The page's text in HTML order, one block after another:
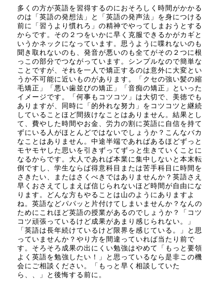
多くの方が英語を習得するのにおそろしく時間がかかる
のは「英語の発想法」と「英語の発声法」を身につける
前に「習うより慣れろ」の精神でやってしまおうとする
からです。その２つをいかに早く克服できるかがカギと
いうかネックになっています。思うように喋れないのも
聞き取れないのも、発音が悪いのも全てがその２つに根
っこの部分でつながっています。シンプルなので簡単な
ことですが、それを一人で矯正するのは意外に大変とい
うか不可能に近いものがあります。「クセの強い髪の縮
毛矯正」「悪い歯並びの矯正」「音痴の矯正」といった
イメージです。「何事もコツコツ」は大切で、美徳でも
ありますが、同時に「的外れな努力」をコツコツと継続
していることほど間抜けなことはありません。結果とし
て、費やした時間やお金、労力の割に英語に自信を持て
ずにいる人がほとんどではないでしょうか？こんなバカ
なことはありません。中途半端であればあるほどずっと
モヤモヤした思いを引きずってずっと生きていくことに
なるからです。大人であれば本業に集中しないと本末転
倒ですし、学生ならば得意科目または苦手科目に時間を
さきたい、またはさくべきではありませんか？英語さえ
早くおさえてしまえば信じられないほど時間が自由にな
ります。どんな方もやることは山のようにありますよ
ね。英語などパパッと片付けてしまいませんか？なんの
ためにこれほど英語の授業があるのでしょうか？「コツ
コツ頑張っているけど成果があまり感じられない。」
「英語は長年続けているけど限界を感じている。」と思
っていませんか？やり方を間違っていれば当たり前で
す。そろそろ成果の出にくい勉強はやめて「もっと要領
よく英語を勉強したい！」と思っているなら是非この機
会にご相談ください。「もっと早く相談していた
ら、、」と後悔する前に。